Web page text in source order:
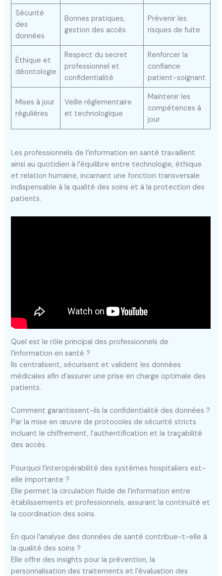
Sécurité
des
données
Bonnes pratiques,
gestion des accès
Prévenir les
risques de fuite
Éthique et
déontologie
Respect du secret
professionnel et
confidentialité
Renforcer la
confiance
patient-soignant
Mises à jour
régulières
Veille réglementaire
et technologique
Maintenir les
compétences à
jour
Les professionnels de l’information en santé travaillent
ainsi au quotidien à l’équilibre entre technologie, éthique
et relation humaine, incarnant une fonction transversale
indispensable à la qualité des soins et à la protection des
patients.
Quel est le rôle principal des professionnels de
l’information en santé ?
Ils centralisent, sécurisent et valident les données
médicales afin d’assurer une prise en charge optimale des
patients.
Comment garantissent-ils la confidentialité des données ?
Par la mise en œuvre de protocoles de sécurité stricts
incluant le chiffrement, l’authentification et la traçabilité
des accès.
Pourquoi l’interopérabilité des systèmes hospitaliers est-
elle importante ?
Elle permet la circulation fluide de l’information entre
établissements et professionnels, assurant la continuité et
la coordination des soins.
En quoi l’analyse des données de santé contribue-t-elle à
la qualité des soins ?
Elle offre des insights pour la prévention, la
personnalisation des traitements et l’évaluation des